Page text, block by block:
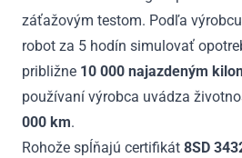
záťažovým testom. Podľa
robot za 5 hodín simulovať
približne 10 000 najazdeným
používaní výrobca uvádza
000 km.
Rohože spĺňajú certifikát 8SD